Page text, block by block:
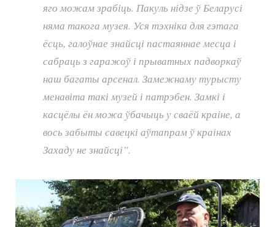
яго можам зрабіць. Пакуль нідзе ў Беларусі
няма такога музея. Уся тэхніка для гэтага
ёсць, галоўнае знайсці пастаяннае месца і
сабраць з гаражоў і прыватных падворкаў
наш багаты арсенал. Замежнаму турысту
менавіта такі музей і патрэбен. Замкі і
касцёлы ён можа ўбачыць у сваёй краіне, а
вось забыты савецкі аўтапрам ў краінах
Захаду не знайсці”.